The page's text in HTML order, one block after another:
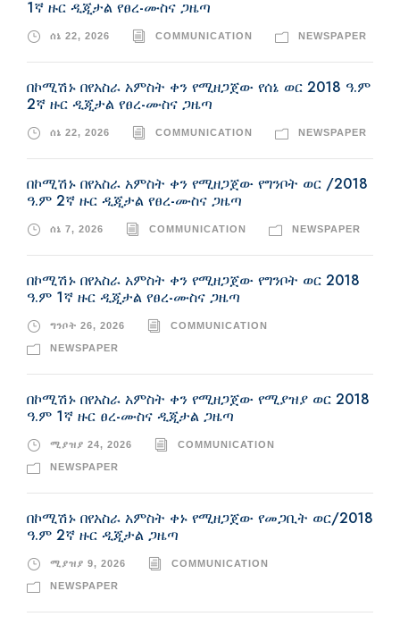
1ኛ ዙር ዲጂታል የፀረ-ሙስና ጋዜጣ
ሰኔ 22, 2026 COMMUNICATION NEWSPAPER
በኮሚሽኑ በየአስራ አምስት ቀን የሚዘጋጀው የሰኔ ወር 2018 ዓ.ም
2ኛ ዙር ዲጂታል የፀረ-ሙስና ጋዜጣ
ሰኔ 22, 2026 COMMUNICATION NEWSPAPER
በኮሚሽኑ በየአስራ አምስት ቀን የሚዘጋጀው የግንቦት ወር /2018
ዓ.ም 2ኛ ዙር ዲጂታል የፀረ-ሙስና ጋዜጣ
ሰኔ 7, 2026 COMMUNICATION NEWSPAPER
በኮሚሽኑ በየአስራ አምስት ቀን የሚዘጋጀው የግንቦት ወር 2018
ዓ.ም 1ኛ ዙር ዲጂታል የፀረ-ሙስና ጋዜጣ
ግንቦት 26, 2026 COMMUNICATION
NEWSPAPER
በኮሚሽኑ በየአስራ አምስት ቀን የሚዘጋጀው የሚያዝያ ወር 2018
ዓ.ም 1ኛ ዙር ፀረ-ሙስና ዲጂታል ጋዜጣ
ሚያዝያ 24, 2026 COMMUNICATION
NEWSPAPER
በኮሚሽኑ በየአስራ አምስት ቀኑ የሚዘጋጀው የመጋቢት ወር/2018
ዓ.ም 2ኛ ዙር ዲጂታል ጋዜጣ
ሚያዝያ 9, 2026 COMMUNICATION
NEWSPAPER